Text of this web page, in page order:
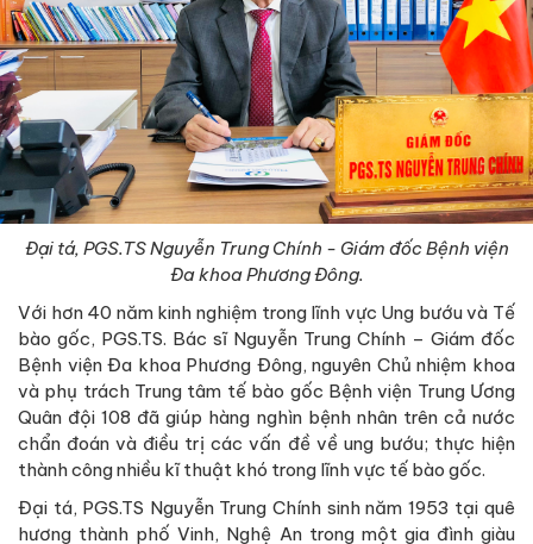
Đại tá, PGS.TS Nguyễn Trung Chính - Giám đốc Bệnh viện
Đa khoa Phương Đông.
Với hơn 40 năm kinh nghiệm trong lĩnh vực Ung bướu và Tế
bào gốc, PGS.TS. Bác sĩ Nguyễn Trung Chính – Giám đốc
Bệnh viện Đa khoa Phương Đông, nguyên Chủ nhiệm khoa
và phụ trách Trung tâm tế bào gốc Bệnh viện Trung Ương
Quân đội 108 đã giúp hàng nghìn bệnh nhân trên cả nước
chẩn đoán và điều trị các vấn đề về ung bướu; thực hiện
thành công nhiều kĩ thuật khó trong lĩnh vực tế bào gốc.
Đại tá, PGS.TS Nguyễn Trung Chính sinh năm 1953 tại quê
hương thành phố Vinh, Nghệ An trong một gia đình giàu